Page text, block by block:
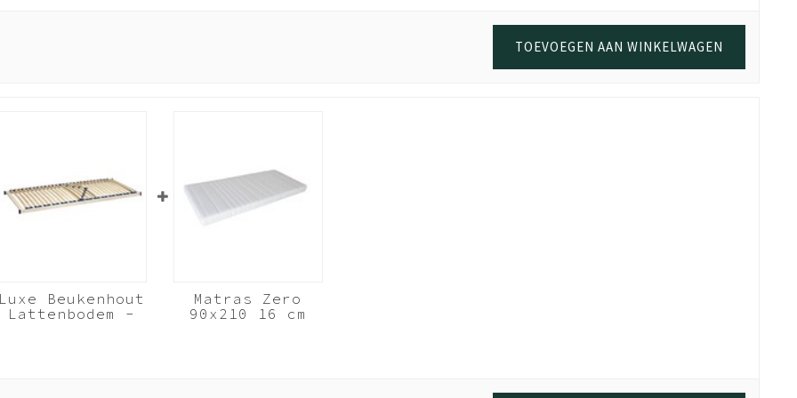
op voorraad is.
TOEVOEGEN AAN WINKELWAGEN
Luxe Beukenhout
Lattenbodem -
Matras Zero
90x210 16 cm